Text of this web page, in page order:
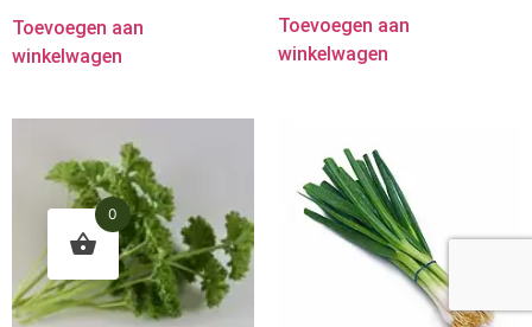
Toevoegen aan
winkelwagen
Toevoegen aan
winkelwagen
0